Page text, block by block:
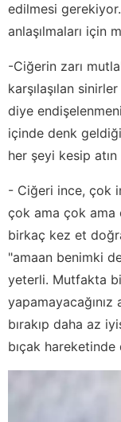
edilmesi
anlaşılmaları için
-Ciğerin zarı
karşılaşılan
diye
içinde denk
her şeyi kesip atın
- Ciğeri ince, çok
çok ama çok ama
birkaç kez et
"amaan benimki
yeterli. Mutfakta
yapamayacağınız
bırakıp daha az
bıçak